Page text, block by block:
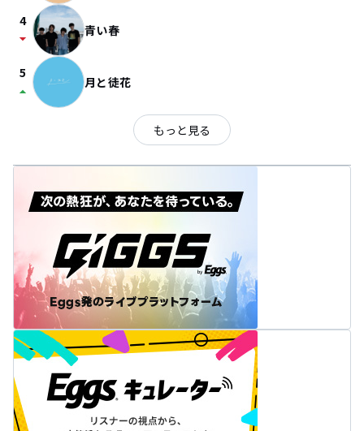
4
arrow_drop_down 青い春
5
arrow_drop_up 月と徒花
もっと見る